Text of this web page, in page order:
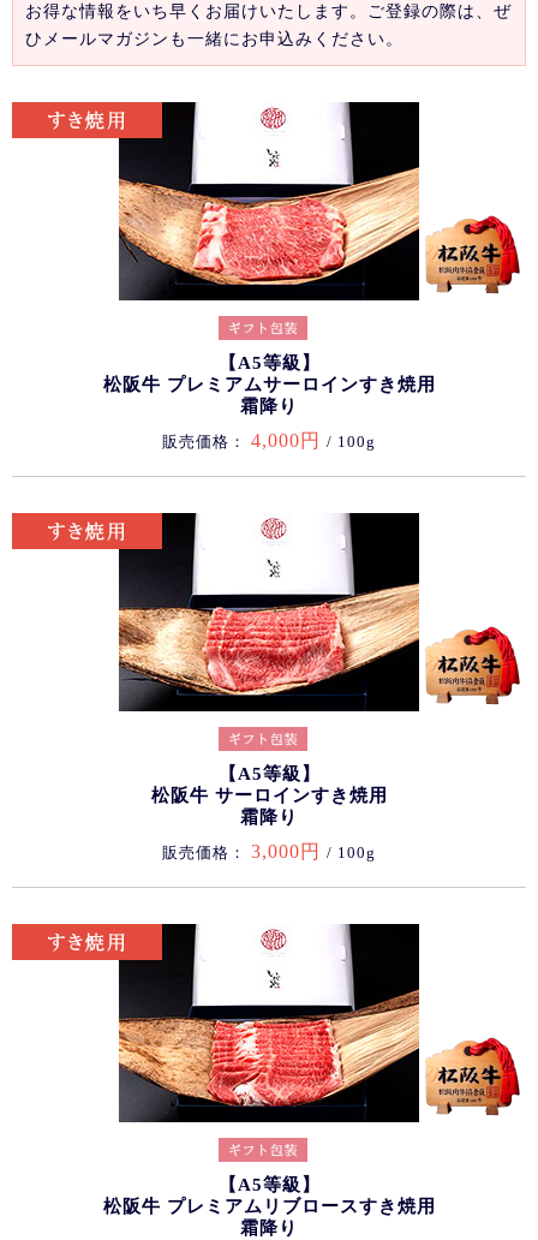
お得な情報をいち早くお届けいたします。ご登録の際は、ぜ
ひメールマガジンも一緒にお申込みください。
【A5等級】
松阪牛 プレミアムサーロインすき焼用
霜降り
販売価格： 4,000円 / 100g
【A5等級】
松阪牛 サーロインすき焼用
霜降り
販売価格： 3,000円 / 100g
【A5等級】
松阪牛 プレミアムリブロースすき焼用
霜降り